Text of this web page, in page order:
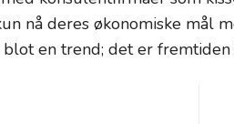
nå deres økonomiske mål
blot en trend; det er